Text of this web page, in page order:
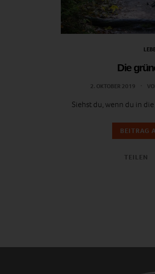
Die
2. OKTOBER 2019
Siehst du, wenn du in die
BEITRAG
TEILEN